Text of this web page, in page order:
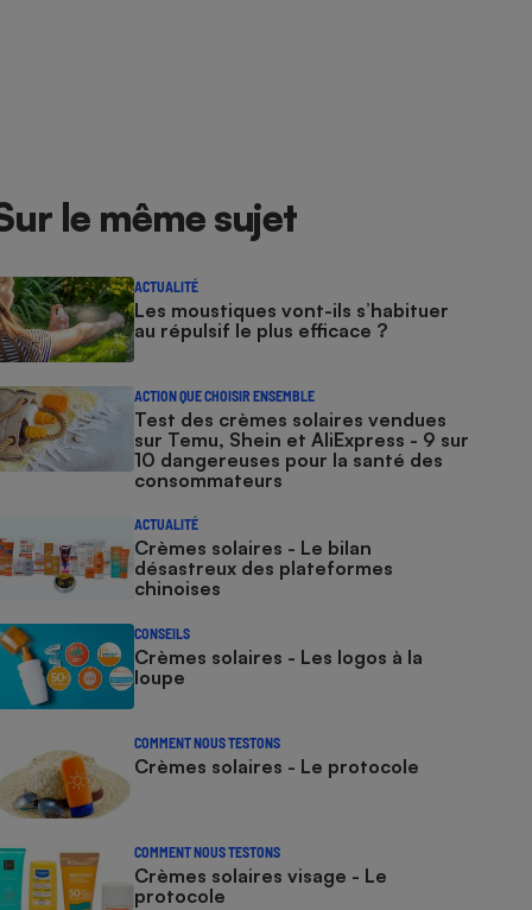
le même sujet
ACTUALITÉ
Les moustiques vont-ils s’habituer
au répulsif le plus efficace ?
ACTION QUE CHOISIR ENSEMBLE
Test des crèmes solaires vendues
sur Temu, Shein et AliExpress - 9 sur
10 dangereuses pour la santé des
consommateurs
ACTUALITÉ
Crèmes solaires - Le bilan
désastreux des plateformes
chinoises
CONSEILS
Crèmes solaires - Les logos à la
loupe
COMMENT NOUS TESTONS
Crèmes solaires - Le protocole
COMMENT NOUS TESTONS
Crèmes solaires visage - Le
protocole